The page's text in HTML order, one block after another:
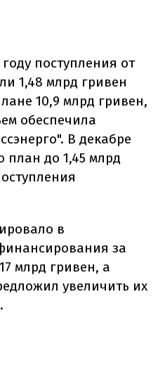
поступления от
1,48 млрд гривен
10,9 млрд гривен,
обеспечила
В декабре
план до 1,45 млрд
в
за
млрд гривен, а
увеличить их